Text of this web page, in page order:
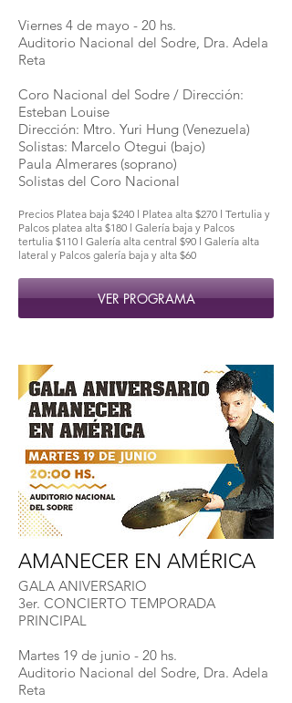
Viernes 4 de mayo - 20 hs.
Auditorio Nacional del Sodre, Dra. Adela
Reta
Coro Nacional del Sodre / Dirección:
Esteban Louise
Dirección: Mtro. Yuri Hung (Venezuela)
Solistas: Marcelo Otegui (bajo)
Paula Almerares (soprano)
Solistas del Coro Nacional
Precios Platea baja $240 l Platea alta $270 l Tertulia y
Palcos platea alta $180 l Galería baja y Palcos
tertulia $110 l Galería alta central $90 l Galería alta
lateral y Palcos galería baja y alta $60
VER PROGRAMA
AMANECER EN AMÉRICA
GALA ANIVERSARIO
3er. CONCIERTO TEMPORADA
PRINCIPAL
Martes 19 de junio - 20 hs.
Auditorio Nacional del Sodre, Dra. Adela
Reta